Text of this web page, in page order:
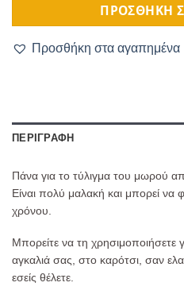
ΠΡΟΣΘΉΚΗ
Προσθήκη στα αγαπημένα
ΠΕΡΙΓΡΑΦΉ
Πάνα για το τύλιγμα του μωρού
Είναι πολύ μαλακή και μπορεί να
χρόνου.
Μπορείτε να τη χρησιμοποιήσετε
αγκαλιά σας, στο καρότσι, σαν
εσείς θέλετε.